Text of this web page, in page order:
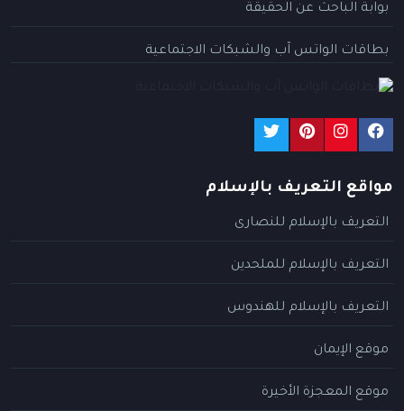
بوابة الباحث عن الحقيقة
بطاقات الواتس آب والشبكات الاجتماعية
مواقع التعريف بالإسلام
التعريف بالإسلام للنصارى
التعريف بالإسلام للملحدين
التعريف بالإسلام للهندوس
موقع الإيمان
موقع المعجزة الأخيرة